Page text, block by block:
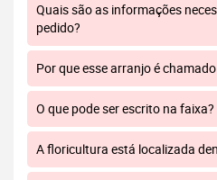
Quais são as informações
pedido?
Por que esse arranjo é
O que pode ser escrito na faixa?
A floricultura está localizada